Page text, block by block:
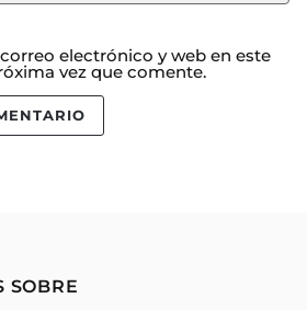
electrónico y web en este
vez que comente.
SOBRE